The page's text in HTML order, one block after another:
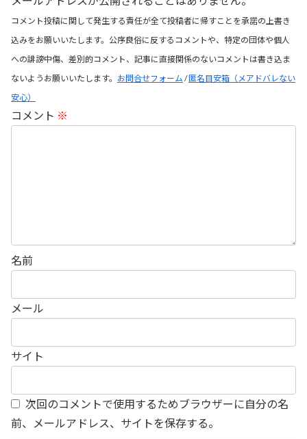
コメント投稿に関して発生する責任が全て投稿者に帰すことを承諾の上書き
込みをお願いいたします。公序良俗に反するコメントや、特定の団体や個人
への誹謗中傷、差別的コメント、記事に直接関係のないコメントは書き込ま
ないようお願いいたします。 お問合せフォーム /匿名目安箱（メアドバレない
安心）
コメント ※
名前
メール
サイト
次回のコメントで使用するためブラウザーに自分の名
前、メールアドレス、サイトを保存する。